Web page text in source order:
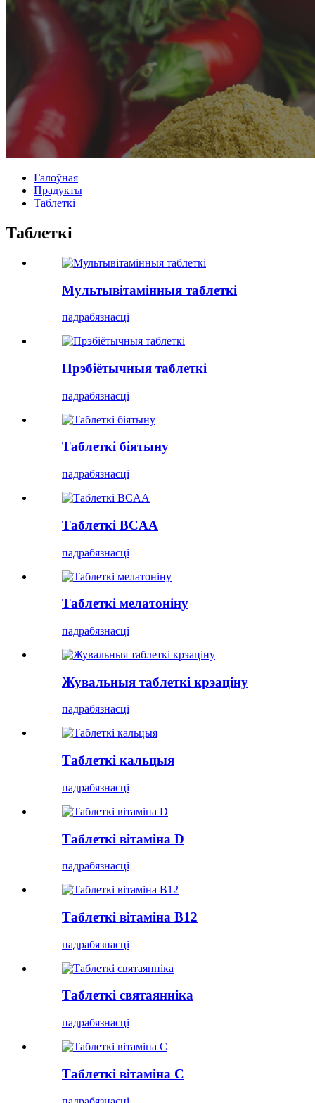
Галоўная
Прадукты
Таблеткі
Таблеткі
Мультывітамінныя таблеткі
падрабязнасці
Прэбіётычныя таблеткі
падрабязнасці
Таблеткі біятыну
падрабязнасці
Таблеткі BCAA
падрабязнасці
Таблеткі мелатоніну
падрабязнасці
Жувальныя таблеткі крэаціну
падрабязнасці
Таблеткі кальцыя
падрабязнасці
Таблеткі вітаміна D
падрабязнасці
Таблеткі вітаміна B12
падрабязнасці
Таблеткі святаянніка
падрабязнасці
Таблеткі вітаміна С